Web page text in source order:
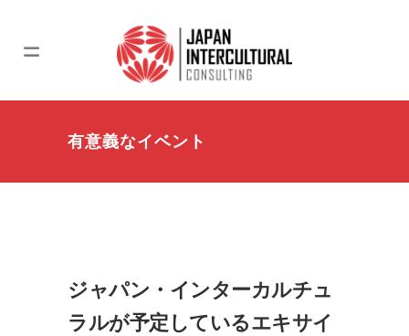
有意義なイベント
ジャパン・インターカルチュ
ラルが予定しているエキサイ